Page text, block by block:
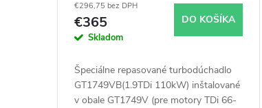
€296,75 bez DPH
€365
Skladom
DO KOŠÍKA
Špeciálne repasované turbodúchadlo
GT1749VB(1.9TDi 110kW) inštalované
v obale GT1749V (pre motory TDi 66-